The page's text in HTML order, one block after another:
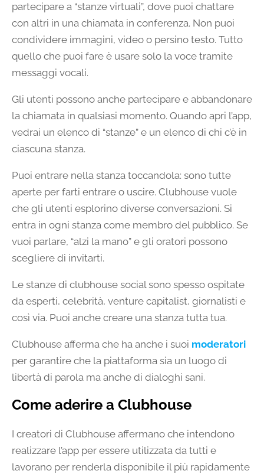
partecipare a “stanze virtuali”, dove puoi chattare
con altri in una chiamata in conferenza. Non puoi
condividere immagini, video o persino testo. Tutto
quello che puoi fare è usare solo la voce tramite
messaggi vocali.
Gli utenti possono anche partecipare e abbandonare
la chiamata in qualsiasi momento. Quando apri l’app,
vedrai un elenco di “stanze” e un elenco di chi c’è in
ciascuna stanza.
Puoi entrare nella stanza toccandola: sono tutte
aperte per farti entrare o uscire. Clubhouse vuole
che gli utenti esplorino diverse conversazioni. Si
entra in ogni stanza come membro del pubblico. Se
vuoi parlare, “alzi la mano” e gli oratori possono
scegliere di invitarti.
Le stanze di clubhouse social sono spesso ospitate
da esperti, celebrità, venture capitalist, giornalisti e
così via. Puoi anche creare una stanza tutta tua.
Clubhouse afferma che ha anche i suoi moderatori
per garantire che la piattaforma sia un luogo di
libertà di parola ma anche di dialoghi sani.
Come aderire a Clubhouse
I creatori di Clubhouse affermano che intendono
realizzare l’app per essere utilizzata da tutti e
lavorano per renderla disponibile il più rapidamente